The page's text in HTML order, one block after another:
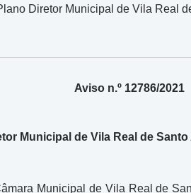
Diretor Municipal de Vila Real
Aviso n.º 12786/2021
Municipal de Vila Real de
Municipal de Vila Real de